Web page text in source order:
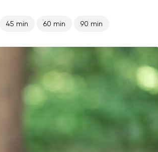
45 min 60 min 90 min